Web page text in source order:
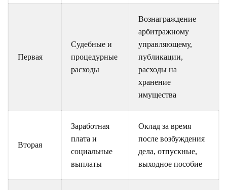
Первая
Судебные и
процедурные
расходы
Вознаграждение
арбитражному
управляющему,
публикации,
расходы на
хранение
имущества
Вторая
Заработная
плата и
социальные
выплаты
Оклад за время
после возбуждения
дела, отпускные,
выходное пособие